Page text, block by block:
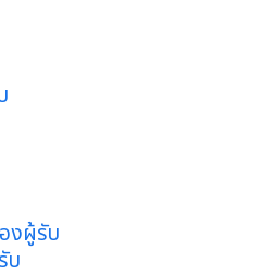
งผู้รับ
บ